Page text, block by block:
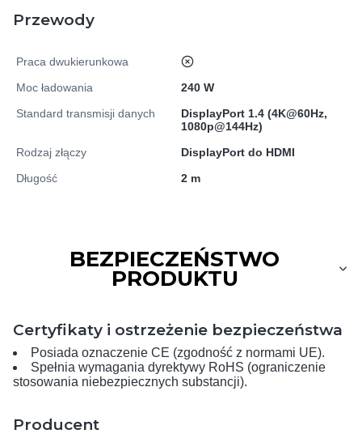
Przewody
Praca dwukierunkowa nie
Moc ładowania
240 W
Standard transmisji danych
DisplayPort 1.4 (4K@60Hz,
1080p@144Hz)
Rodzaj złączy
DisplayPort do HDMI
Długość
2 m
BEZPIECZEŃSTWO
PRODUKTU
Certyfikaty i ostrzeżenie bezpieczeństwa
Posiada oznaczenie CE (zgodność z normami UE).
Spełnia wymagania dyrektywy RoHS (ograniczenie
stosowania niebezpiecznych substancji).
Producent